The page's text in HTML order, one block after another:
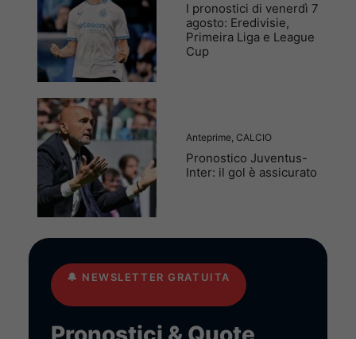
I pronostici di venerdì 7
agosto: Eredivisie,
Primeira Liga e League
Cup
Anteprime, CALCIO
Pronostico Juventus-
Inter: il gol è assicurato
🔔 NEWSLETTER GRATUITA